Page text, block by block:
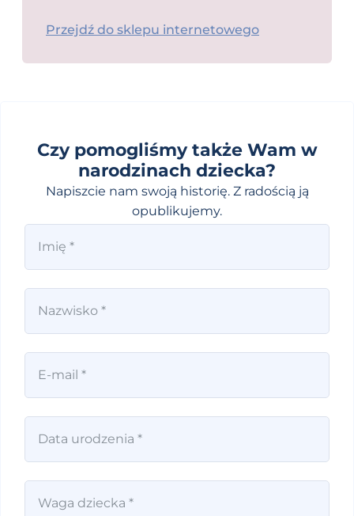
Przejdź do sklepu internetowego
Czy pomogliśmy także Wam w
narodzinach dziecka?
Napiszcie nam swoją historię. Z radością ją
opublikujemy.